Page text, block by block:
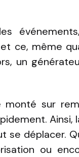
ce, même
un
monté sur
Ainsi,
se déplacer.
ou